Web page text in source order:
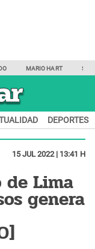
MARIO HART
DEPORTES
15 JUL 2022 | 13:41 H
de Lima
genera